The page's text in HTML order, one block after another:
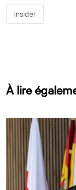
insider
À lire